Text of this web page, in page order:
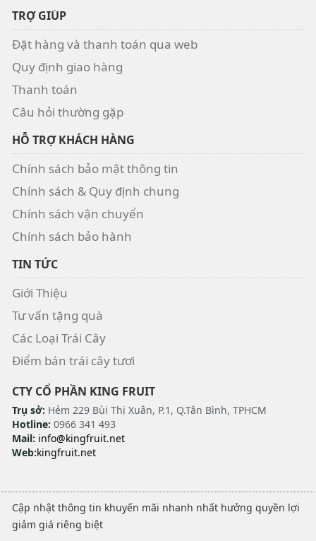
TRỢ GIÚP
Đặt hàng và thanh toán qua web
Quy định giao hàng
Thanh toán
Câu hỏi thường gặp
HỖ TRỢ KHÁCH HÀNG
Chính sách bảo mật thông tin
Chính sách & Quy định chung
Chính sách vận chuyển
Chính sách bảo hành
TIN TỨC
Giới Thiệu
Tư vấn tặng quà
Các Loại Trái Cây
Điểm bán trái cây tươi
CTY CỔ PHẦN KING FRUIT
Trụ sở: Hẻm 229 Bùi Thị Xuân, P.1, Q.Tân Bình, TPHCM
Hotline: 0966 341 493
Mail: info@kingfruit.net
Web:kingfruit.net
Cập nhật thông tin khuyến mãi nhanh nhất hưởng quyền lợi
giảm giá riêng biệt